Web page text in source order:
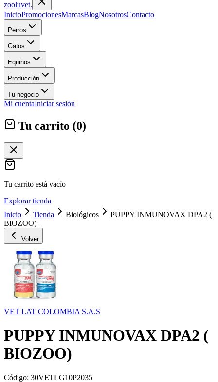
zooluvet.
InicioPromocionesMarcasBlogNosotrosContacto
Perros
Gatos
Equinos
Producción
Tu negocio
Mi cuentaIniciar sesión
Tu carrito (0)
Tu carrito está vacío
Explorar tienda
Inicio
Tienda Biológicos
PUPPY INMUNOVAX DPA2 (
BIOZOO)
Volver
VET LAT COLOMBIA S.A.S
PUPPY INMUNOVAX DPA2 (
BIOZOO)
Código: 30VETLG10P2035